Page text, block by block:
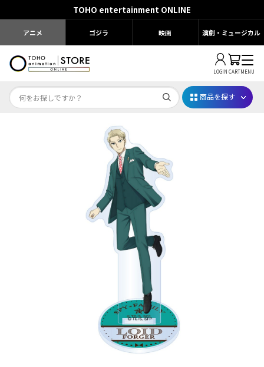
TOHO entertainment ONLINE
アニメ ゴジラ 映画 演劇・ミュージカル
LOGIN CARTMENU
Dr.STONE STONE FES.2026
じゅじゅフェス 2026
薬屋のひとりごと 夏の園遊会2026
アニメ『僕のヒーローアカデミア』10周年
ハイキュー!!ジャージ＆ユニフォーム
『無職転生Ⅲ ～異世界行ったら本気だす～』
商品を探す